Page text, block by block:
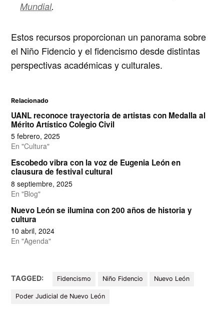
Mundial.
Estos recursos proporcionan un panorama sobre
el Niño Fidencio y el fidencismo desde distintas
perspectivas académicas y culturales.
Relacionado
UANL reconoce trayectoria de artistas con Medalla al
Mérito Artístico Colegio Civil
5 febrero, 2025
En "Cultura"
Escobedo vibra con la voz de Eugenia León en
clausura de festival cultural
8 septiembre, 2025
En "Blog"
Nuevo León se ilumina con 200 años de historia y
cultura
10 abril, 2024
En "Agenda"
TAGGED: Fidencismo Niño Fidencio Nuevo León
Poder Judicial de Nuevo León